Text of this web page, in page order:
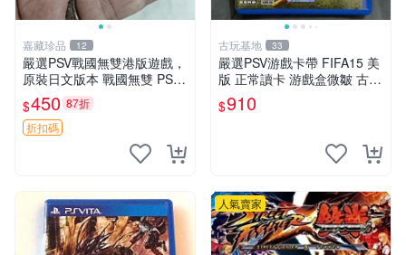
嘉藏珍品 12
嚴選PSV戰國無雙港版遊戲，
原裝日文版本 戰國無雙 PSV
游戲 日版
$450 87折
折扣碼
古玩基地 33
嚴選PSV游戲卡帶 FIFA15 美
版 正常讀卡 游戲盒微皺 古典
電玩 Arcade 游玩收藏
$910
人氣賣家